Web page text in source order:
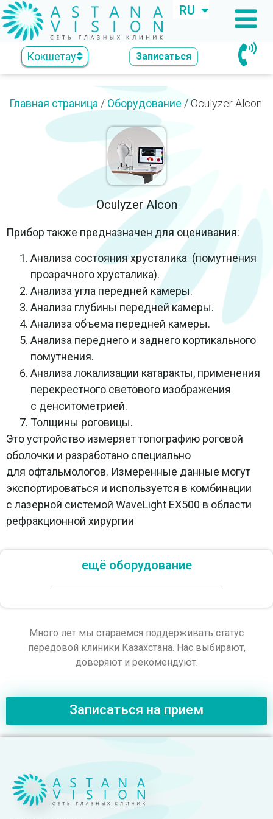
RU
KZ
Кокшетау Записаться
Главная страница / Оборудование /Oculyzer Alcon
Oculyzer Alcon
Прибор также предназначен для оценивания:
Анализа состояния хрусталика (помутнения
прозрачного хрусталика).
Анализа угла передней камеры.
Анализа глубины передней камеры.
Анализа объема передней камеры.
Анализа переднего и заднего кортикального
помутнения.
Анализа локализации катаракты, применения
перекрестного светового изображения
с денситометрией.
Толщины роговицы.
Это устройство измеряет топографию роговой
оболочки и разработано специально
для офтальмологов. Измеренные данные могут
экспортироваться и используется в комбинации
с лазерной системой WaveLight ЕХ500 в области
рефракционной хирургии
ещё оборудование
Много лет мы стараемся поддерживать статус
передовой клиники Казахстана. Нас выбирают,
доверяют и рекомендуют.
Записаться на прием